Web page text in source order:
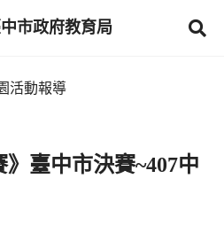
市政府教育局
活動報導
》臺中市決賽~407中